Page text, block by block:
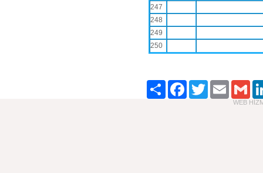
247
248
249
250
Paylaş FacebookTwitter Email
WEB